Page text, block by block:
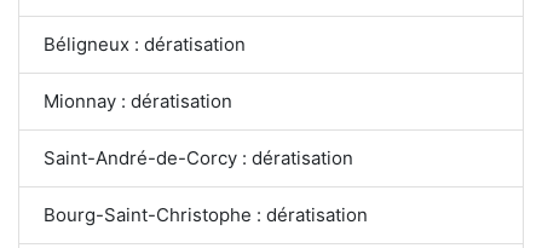
Béligneux : dératisation
Mionnay : dératisation
Saint-André-de-Corcy : dératisation
Bourg-Saint-Christophe : dératisation